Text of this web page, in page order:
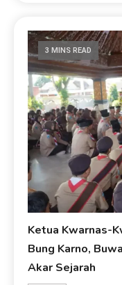
3 MINS READ
Ketua Kwarnas-
Bung Karno,
Akar Sejarah